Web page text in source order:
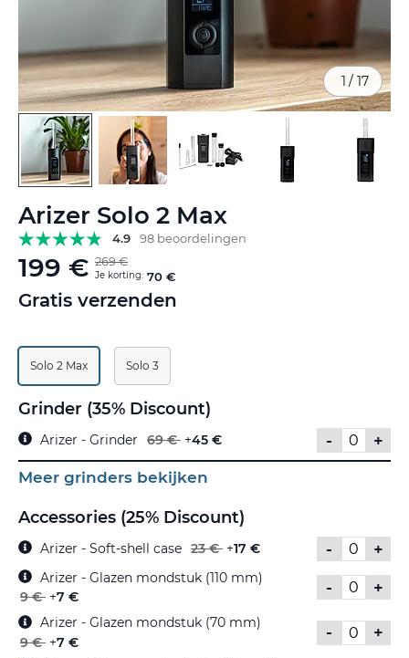
Arizer Solo 2 Max
4.9 98 beoordelingen
199 € 269 €
Je korting: 70 €
Gratis verzenden
Solo 2 Max Solo 3
Grinder (35% Discount)
-
+
Arizer - Grinder 69 € +45 €
Meer grinders bekijken
Accessories (25% Discount)
-
+
Arizer - Soft-shell case 23 € +17 €
- +
Arizer - Glazen mondstuk (110 mm)
9 € +7 €
- +
Arizer - Glazen mondstuk (70 mm)
9 € +7 €
1 / 17
naar
het
begin
van
afbeeldingen-